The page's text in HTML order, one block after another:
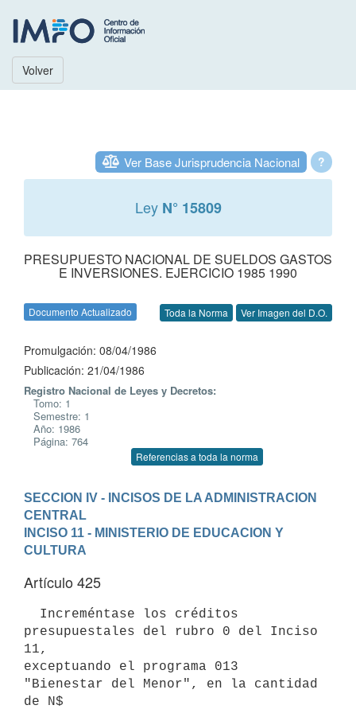
Volver
?
Ver Base Jurisprudencia Nacional
Ley N° 15809
PRESUPUESTO NACIONAL DE SUELDOS GASTOS
E INVERSIONES. EJERCICIO 1985 1990
Documento Actualizado Toda la Norma Ver Imagen del D.O.
Promulgación: 08/04/1986
Publicación: 21/04/1986
Registro Nacional de Leyes y Decretos:
Tomo: 1
Semestre: 1
Año: 1986
Página: 764
Referencias a toda la norma
SECCION IV - INCISOS DE LA ADMINISTRACION
CENTRAL
INCISO 11 - MINISTERIO DE EDUCACION Y
CULTURA
Artículo 425
presupuestales del rubro 0 del Inciso
11,
exceptuando el programa 013
"Bienestar del Menor", en la cantidad
de N$